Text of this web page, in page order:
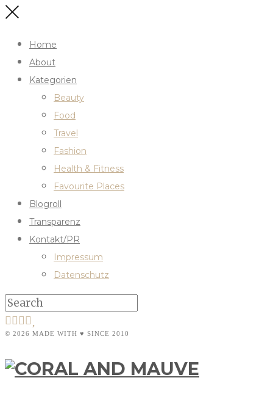
Home
About
Kategorien
Beauty
Food
Travel
Fashion
Health & Fitness
Favourite Places
Blogroll
Transparenz
Kontakt/PR
Impressum
Datenschutz
© 2026 MADE WITH ♥ SINCE 2010